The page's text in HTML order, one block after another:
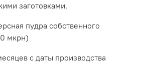
заготовками.
пудра собственного
мкрн)
с даты производства